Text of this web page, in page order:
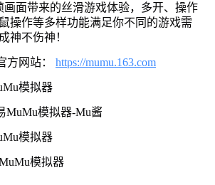
画面带来的丝滑游戏体验，多开、操作
操作等多样功能满足你不同的游戏需
神不伤神！
方网站： https://mumu.163.com
模拟器
MuMu模拟器-Mu酱
模拟器
模拟器